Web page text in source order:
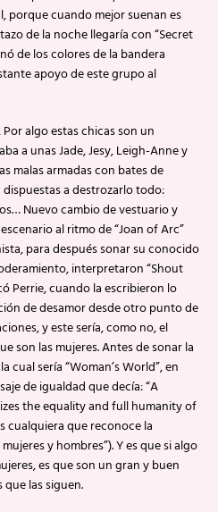
porque cuando mejor suenan es
de la noche llegaría con “Secret
de los colores de la bandera
apoyo de este grupo al
algo estas chicas son un
a unas Jade, Jesy, Leigh-Anne y
malas armadas con bates de
a destrozarlo todo:
Nuevo cambio de vestuario y
al ritmo de “Joan of Arc”
para después sonar su conocido
interpretaron “Shout
Perrie, cuando la escribieron lo
de desamor desde otro punto de
y este sería, como no, el
son las mujeres. Antes de sonar la
cual sería “Woman’s World”, en
de igualdad que decía: “A
the equality and full humanity of
cualquiera que reconoce la
y hombres”). Y es que si algo
es que son un gran y buen
las siguen.